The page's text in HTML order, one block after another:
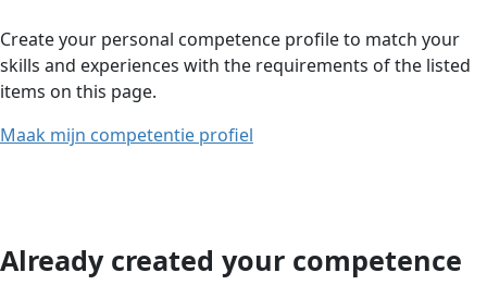
Create your personal competence profile to match your
skills and experiences with the requirements of the listed
items on this page.
Maak mijn competentie profiel
Already created your competence